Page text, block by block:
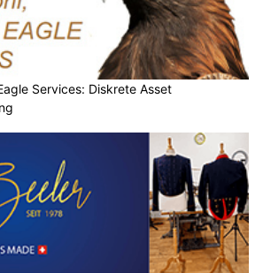
Services: Diskrete Asset